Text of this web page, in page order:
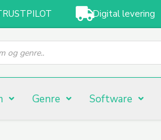
Digital levering
Genre Software